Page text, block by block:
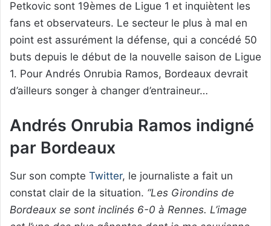
Petkovic sont 19èmes de Ligue 1 et inquiètent les
fans et observateurs. Le secteur le plus à mal en
point est assurément la défense, qui a concédé 50
buts depuis le début de la nouvelle saison de Ligue
1. Pour Andrés Onrubia Ramos, Bordeaux devrait
d’ailleurs songer à changer d’entraineur…
Andrés Onrubia Ramos indigné
par Bordeaux
Sur son compte Twitter, le journaliste a fait un
constat clair de la situation. “Les Girondins de
Bordeaux se sont inclinés 6-0 à Rennes. L’image